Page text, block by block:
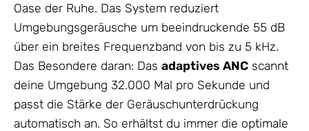
Oase der Ruhe. Das System reduziert
Umgebungsgeräusche um beeindruckende 55 dB
über ein breites Frequenzband von bis zu 5 kHz.
Das Besondere daran: Das adaptives ANC scannt
deine Umgebung 32.000 Mal pro Sekunde und
passt die Stärke der Geräuschunterdrückung
automatisch an. So erhältst du immer die optimale